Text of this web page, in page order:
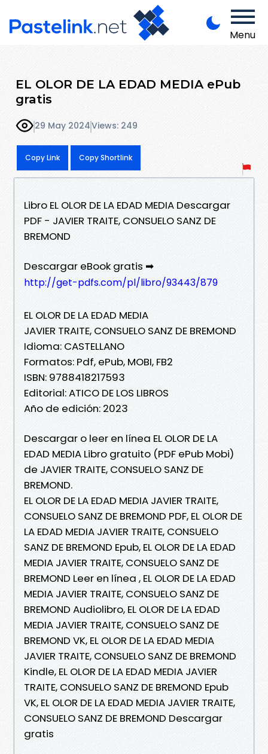
Menu
EL OLOR DE LA EDAD MEDIA ePub
gratis
29 May 2024Views: 249
Copy Link Copy Shortlink
Libro EL OLOR DE LA EDAD MEDIA Descargar
PDF - JAVIER TRAITE, CONSUELO SANZ DE
BREMOND
Descargar eBook gratis ➡
http://get-pdfs.com/pl/libro/93443/879
EL OLOR DE LA EDAD MEDIA
JAVIER TRAITE, CONSUELO SANZ DE BREMOND
Idioma: CASTELLANO
Formatos: Pdf, ePub, MOBI, FB2
ISBN: 9788418217593
Editorial: ATICO DE LOS LIBROS
Año de edición: 2023
Descargar o leer en línea EL OLOR DE LA
EDAD MEDIA Libro gratuito (PDF ePub Mobi)
de JAVIER TRAITE, CONSUELO SANZ DE
BREMOND.
EL OLOR DE LA EDAD MEDIA JAVIER TRAITE,
CONSUELO SANZ DE BREMOND PDF, EL OLOR DE
LA EDAD MEDIA JAVIER TRAITE, CONSUELO
SANZ DE BREMOND Epub, EL OLOR DE LA EDAD
MEDIA JAVIER TRAITE, CONSUELO SANZ DE
BREMOND Leer en línea , EL OLOR DE LA EDAD
MEDIA JAVIER TRAITE, CONSUELO SANZ DE
BREMOND Audiolibro, EL OLOR DE LA EDAD
MEDIA JAVIER TRAITE, CONSUELO SANZ DE
BREMOND VK, EL OLOR DE LA EDAD MEDIA
JAVIER TRAITE, CONSUELO SANZ DE BREMOND
Kindle, EL OLOR DE LA EDAD MEDIA JAVIER
TRAITE, CONSUELO SANZ DE BREMOND Epub
VK, EL OLOR DE LA EDAD MEDIA JAVIER TRAITE,
CONSUELO SANZ DE BREMOND Descargar
gratis